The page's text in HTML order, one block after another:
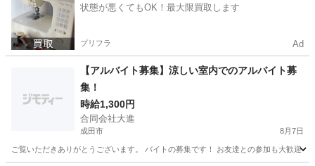
状態が悪くてもOK！最大限買取します
プリフラ Ad
【アルバイト募集】涼しい室内でのアルバイト募
集！
時給1,300円
合同会社大進
成田市 8月7日
ご覧いただきありがとうございます。 バイトの募集です！ お友達との参加も大歓